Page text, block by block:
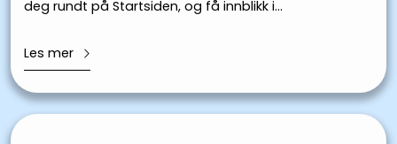
deg rundt på Startsiden, og få innblikk i
Les mer